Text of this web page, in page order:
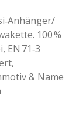
100 %
EN 71‑3
& Name